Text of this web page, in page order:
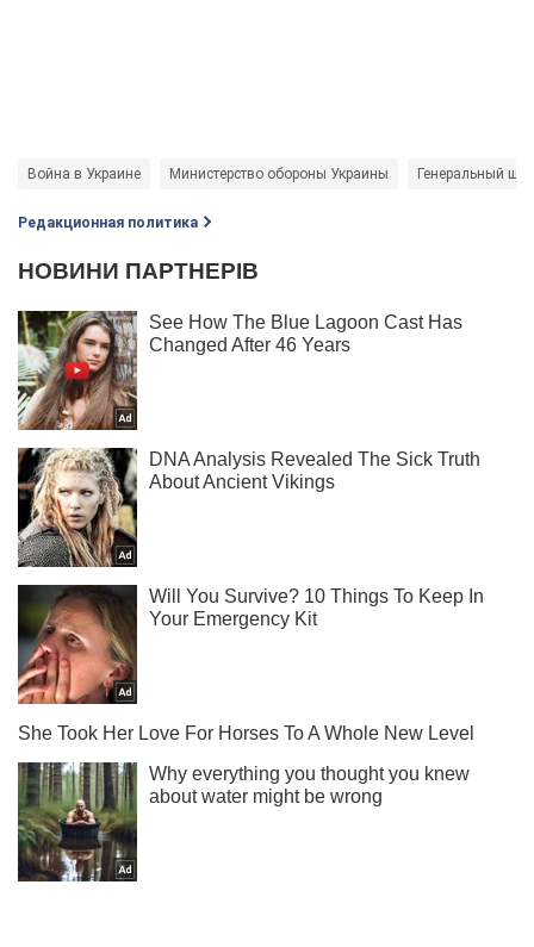
Война в Украине Министерство обороны Украины Генеральный
Редакционная политика